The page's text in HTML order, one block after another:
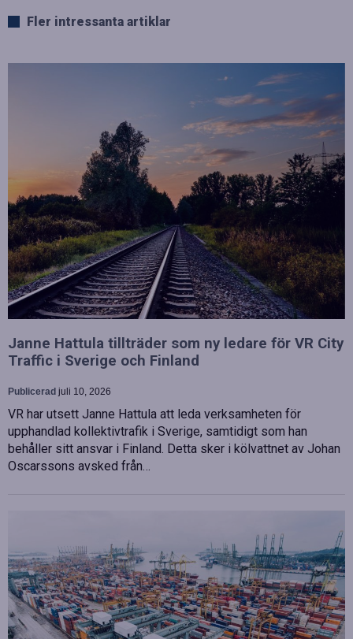
Fler intressanta artiklar
Janne Hattula tillträder som ny ledare för VR City
Traffic i Sverige och Finland
Publicerad juli 10, 2026
VR har utsett Janne Hattula att leda verksamheten för
upphandlad kollektivtrafik i Sverige, samtidigt som han
behåller sitt ansvar i Finland. Detta sker i kölvattnet av Johan
Oscarssons avsked från…